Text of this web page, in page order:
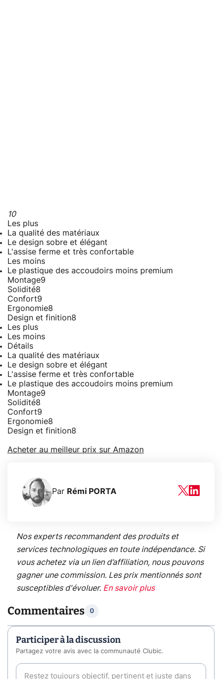
10
Les plus
La qualité des matériaux
Le design sobre et élégant
L'assise ferme et très confortable
Les moins
Le plastique des accoudoirs moins premium
Montage9
Solidité8
Confort9
Ergonomie8
Design et finition8
Les plus
Les moins
Détails
La qualité des matériaux
Le design sobre et élégant
L'assise ferme et très confortable
Le plastique des accoudoirs moins premium
Montage9
Solidité8
Confort9
Ergonomie8
Design et finition8
Acheter au meilleur prix sur Amazon
Par Rémi PORTA
Nos experts recommandent des produits et
services technologiques en toute indépendance. Si
vous achetez via un lien d’affiliation, nous pouvons
gagner une commission. Les prix mentionnés sont
susceptibles d'évoluer. En savoir plus
Commentaires 0
Participer à la discussion
Partagez votre avis avec la communauté Clubic.